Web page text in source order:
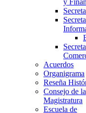
y
Acuerdos
Organigrama
Reseña
Consejo de la
Magistratura
Escuela de